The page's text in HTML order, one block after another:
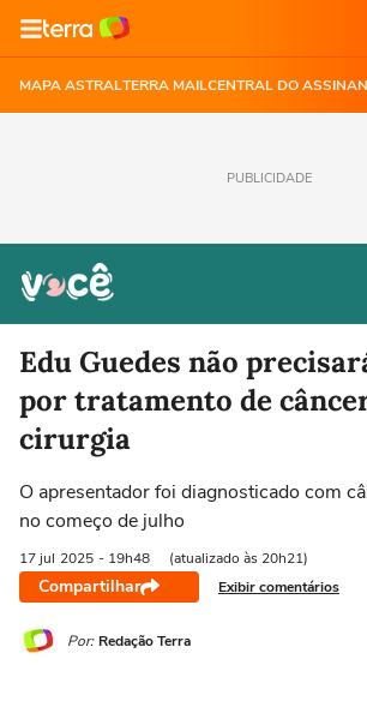
MAPA ASTRALTERRA MAILCENTRAL DO
PUBLICIDADE
Edu Guedes não
por tratamento de
cirurgia
O apresentador foi diagnosticado com
no começo de julho
17 jul 2025 - 19h48 (atualizado às 20h21)
Compartilhar Exibir comentários
Por: Redação Terra